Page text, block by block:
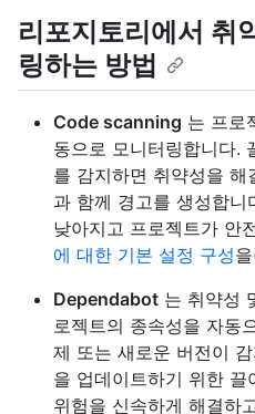
리포지토리에서 취
링하는 방법
Code scanning 는 프로
동으로 모니터링합니다.
를 감지하면 취약성을
과 함께 경고를 생성합니
낮아지고 프로젝트가 안
에 대한 기본 설정 구성
Dependabot 는 취약성
로젝트의 종속성을 자동
제 또는 새로운 버전이
을 업데이트하기 위한
위험을 신속하게 해결하